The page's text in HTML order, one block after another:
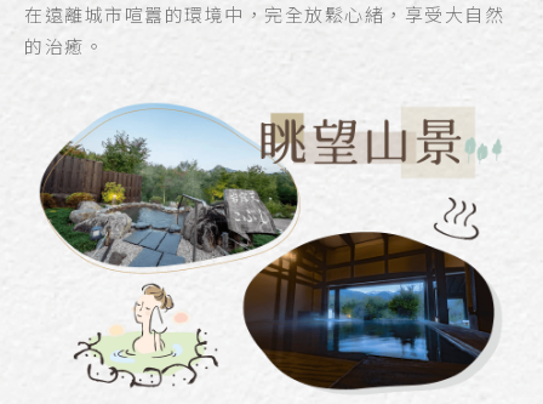
在遠離城市喧囂的環境中，完全放鬆心緒，享受大自然
的治癒。